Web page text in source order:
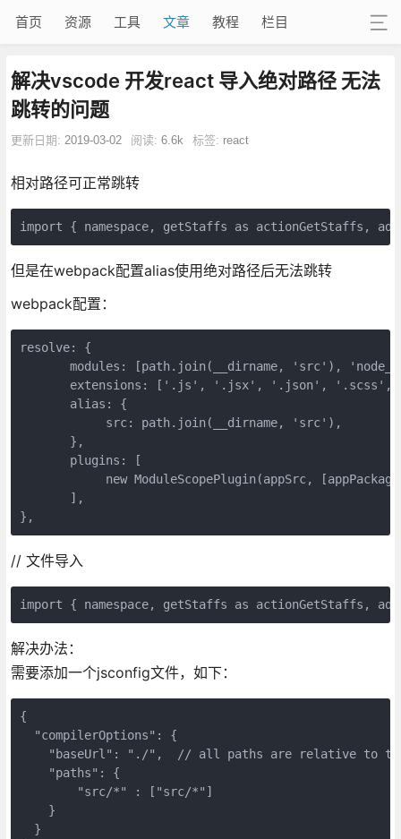
首页 资源 工具 文章 教程 栏目
解决vscode 开发react 导入绝对路径 无法
跳转的问题
更新日期: 2019-03-02 阅读: 6.6k 标签: react
相对路径可正常跳转
import { namespace, getStaffs as actionGetStaffs,
但是在webpack配置alias使用绝对路径后无法跳转
webpack配置：
resolve: {
       modules: [path.
join(__dirname, 'src' ),
       extensions: [
'.js' , '.jsx' , '.json' , '.scss' ,
alias : {
            src: path.
join(__dirname, 'src' ),
       },
       plugins: [
new ModuleScopePlugin(appSrc,
       ],
// 文件导入
import { namespace, getStaffs as actionGetStaffs,
解决办法：
需要添加一个jsconfig文件，如下：
{
"compilerOptions" : {
"baseUrl" : "./" ,  // all paths are relative to the
"paths" : {
"src/*"
: [ "src/*" ]
    }
  }